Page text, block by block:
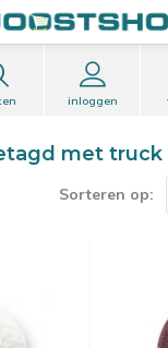
inloggen
met truck
Sorteren op: